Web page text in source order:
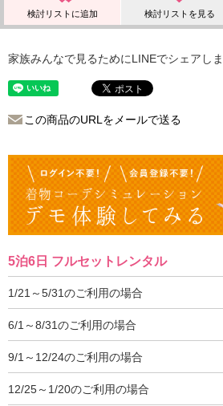
家族みんなで見るためにLINEでシェアしま
この商品のURLをメールで送る
5泊6日 フルセットレンタル
1/21～5/31のご利用の場合
6/1～8/31のご利用の場合
9/1～12/24のご利用の場合
12/25～1/20のご利用の場合